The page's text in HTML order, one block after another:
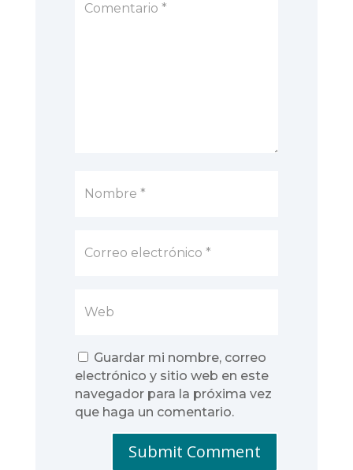
Guardar mi nombre, correo
electrónico y sitio web en este
navegador para la próxima vez
que haga un comentario.
Submit Comment